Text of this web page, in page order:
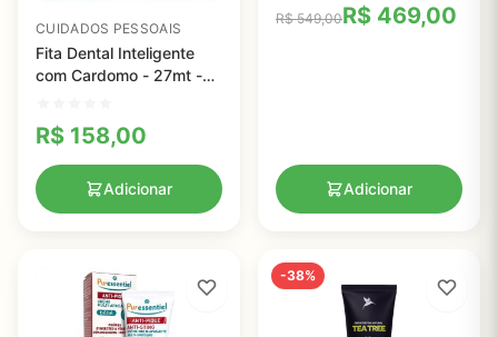
CUIDADOS PESSOAIS
Fita Dental Inteligente
com Cardomo - 27mt -
R$ 158,00
Adicionar
R$549,00R$ 469,00
Adicionar
-38%